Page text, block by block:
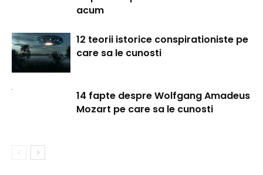
acum
12 teorii istorice conspirationiste pe
care sa le cunosti
14 fapte despre Wolfgang Amadeus
Mozart pe care sa le cunosti